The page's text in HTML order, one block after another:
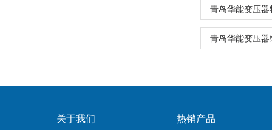
青岛华能变压
青岛华能变压
关于我们 热销产品